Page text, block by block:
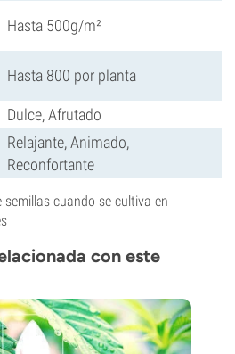
Hasta 500g/m²
Hasta 800 por planta
Dulce, Afrutado
Relajante, Animado,
Reconfortante
semillas cuando se cultiva en
con este